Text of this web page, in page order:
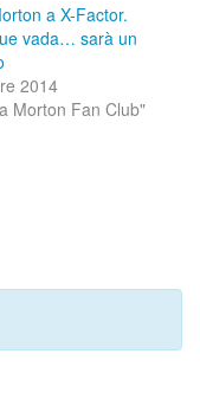
a X-Factor.
vada… sarà un
2014
Morton Fan Club"